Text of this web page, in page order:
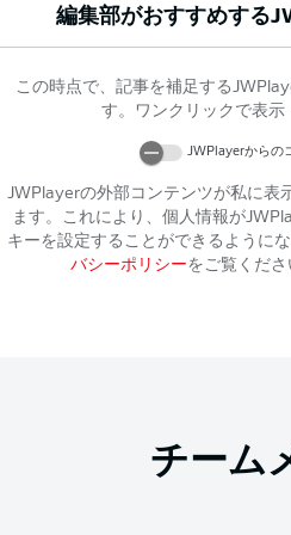
編集部がおすすめする
この時点で、記事を補足する
す。ワンクリックで表示
JWPlayerからの
JWPlayerの外部コンテンツが私に表
ます。これにより、個人情報が
キーを設定することができるように
バシーポリシーをご覧くださ
チーム